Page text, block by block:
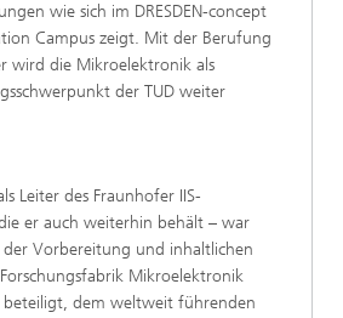
wie sich im DRESDEN-concept
Campus zeigt. Mit der Berufung
wird die Mikroelektronik als
der TUD weiter
Leiter des Fraunhofer IIS-
er auch weiterhin behält – war
der Vorbereitung und inhaltlichen
Mikroelektronik
beteiligt, dem weltweit führenden